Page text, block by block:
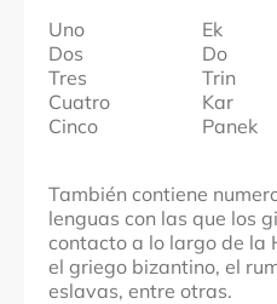
Uno Ek
Dos
Do
Tres
Trin
Cuatro
Kar
Cinco
Panek
También contiene
lenguas con las que los
contacto a lo largo de la
el griego bizantino, el
eslavas, entre otras.